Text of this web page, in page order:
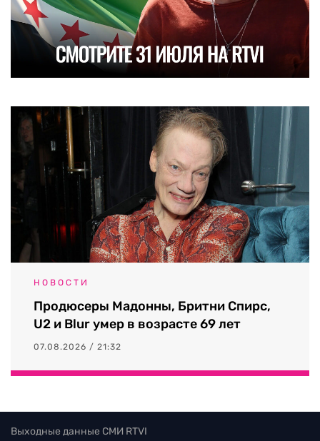
НОВОСТИ
Продюсеры Мадонны, Бритни Спирс,
U2 и Blur умер в возрасте 69 лет
07.08.2026 / 21:32
Выходные данные СМИ RTVI